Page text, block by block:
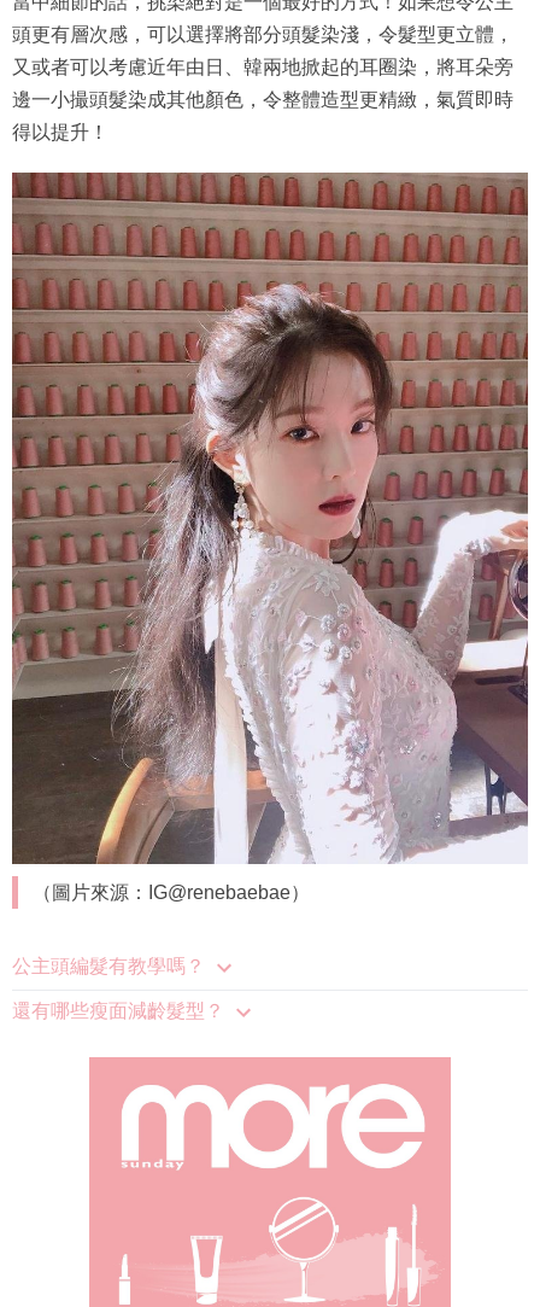
頭更有層次感，可以選擇將部分頭髮染淺，令髮型更立體，
又或者可以考慮近年由日、韓兩地掀起的耳圈染，將耳朵旁
邊一小撮頭髮染成其他顏色，令整體造型更精緻，氣質即時
得以提升！
（圖片來源：IG@renebaebae）